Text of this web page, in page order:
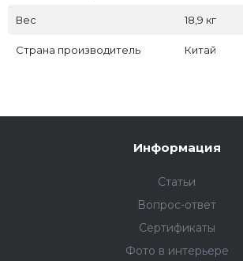
Вес 18,9 кг
Страна производитель Китай
Информация
Статьи
Вопрос-ответ
Сертификаты
Фото в интерьере